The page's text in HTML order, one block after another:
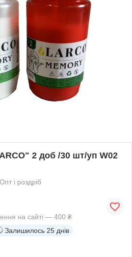
2 доб /30 шт/уп W02
Опт і роздріб
на сайті — 400 ₴
Залишилось 25 днів